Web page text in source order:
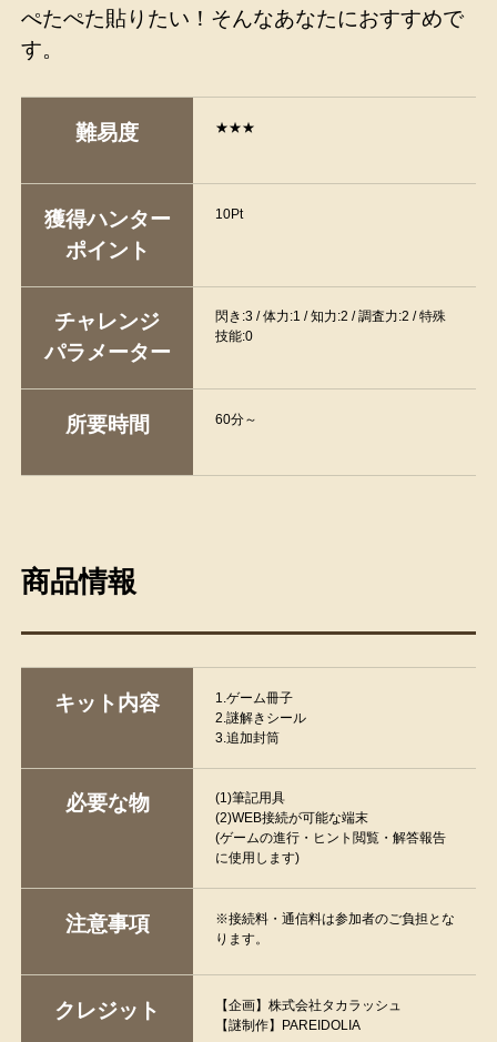
ぺたぺた貼りたい！そんなあなたにおすすめで
す。
難易度 ★★★
獲得ハンター
ポイント
10Pt
チャレンジ
パラメーター
閃き:3 / 体力:1 / 知力:2 / 調査力:2 / 特殊
技能:0
所要時間 60分～
商品情報
キット内容
1.ゲーム冊子
2.謎解きシール
3.追加封筒
必要な物
(1)筆記用具
(2)WEB接続が可能な端末
(ゲームの進行・ヒント閲覧・解答報告
に使用します)
注意事項
※接続料・通信料は参加者のご負担とな
ります。
クレジット
【企画】株式会社タカラッシュ
【謎制作】PAREIDOLIA